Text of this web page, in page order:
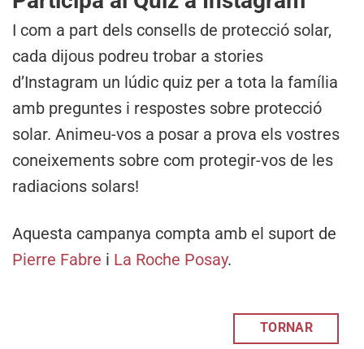
I com a part dels consells de protecció solar,
cada dijous podreu trobar a stories
d’Instagram un lúdic quiz per a tota la família
amb preguntes i respostes sobre protecció
solar. Animeu-vos a posar a prova els vostres
coneixements sobre com protegir-vos de les
radiacions solars!
Aquesta campanya compta amb el suport de
Pierre Fabre i La Roche Posay.
TORNAR